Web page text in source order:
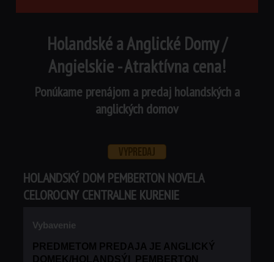
Holandské a Anglické Domy /
Angielskie - Atraktívna cena!
Ponúkame prenájom a predaj holandských a
anglických domov
HOLANDSKÝ DOM PEMBERTON NOVELA
CELOROCNY CENTRALNE KURENIE
Vybavenie
PREDMETOM PREDAJA JE ANGLICKÝ
DOMEK/HOLANDSÝI PEMBERTON